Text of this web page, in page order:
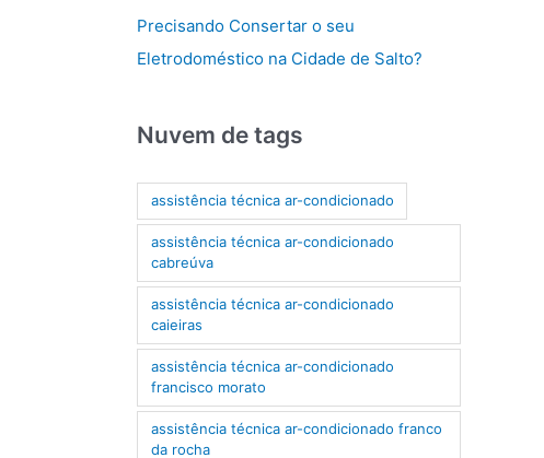
Precisando Consertar o seu
Eletrodoméstico na Cidade de Salto?
Nuvem de tags
assistência técnica ar-condicionado
assistência técnica ar-condicionado
cabreúva
assistência técnica ar-condicionado
caieiras
assistência técnica ar-condicionado
francisco morato
assistência técnica ar-condicionado franco
da rocha